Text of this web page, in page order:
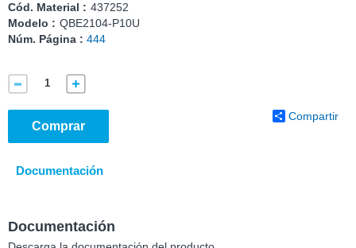
Cód. Material : 437252
Modelo : QBE2104-P10U
Núm. Página : 444
Comprar
Compartir
Documentación
Documentación